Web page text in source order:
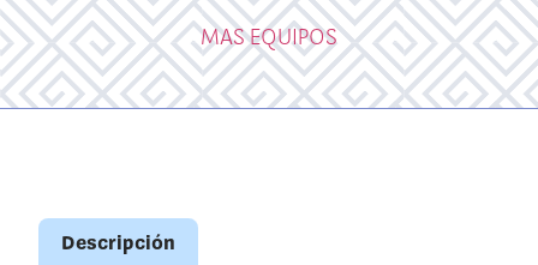
MAS EQUIPOS
Descripción